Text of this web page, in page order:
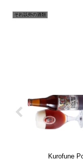
それ以外の酒類
Kurofune